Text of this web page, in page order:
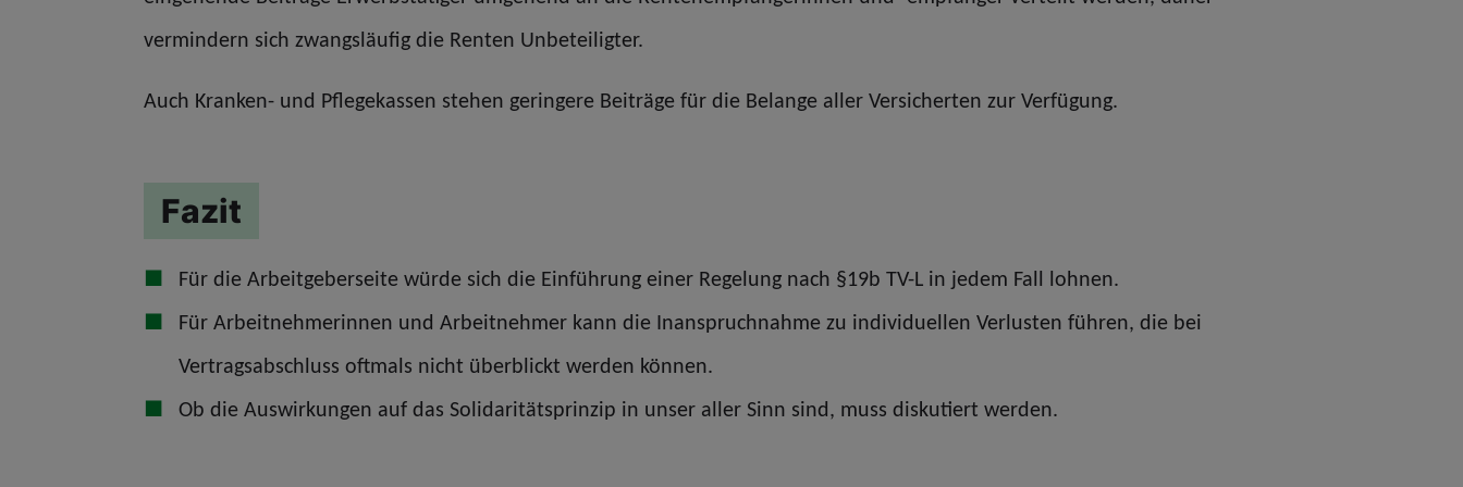
vermindern sich zwangsläufig die Renten Unbeteiligter.
Auch Kranken- und Pflegekassen stehen geringere Beiträge für die Belange aller Versicherten zur Verfügung.
Fazit
Für die Arbeitgeberseite würde sich die Einführung einer Regelung nach §19b TV-L in jedem Fall lohnen.
Für Arbeitnehmerinnen und Arbeitnehmer kann die Inanspruchnahme zu individuellen Verlusten führen, die bei
Vertragsabschluss oftmals nicht überblickt werden können.
Ob die Auswirkungen auf das Solidaritätsprinzip in unser aller Sinn sind, muss diskutiert werden.